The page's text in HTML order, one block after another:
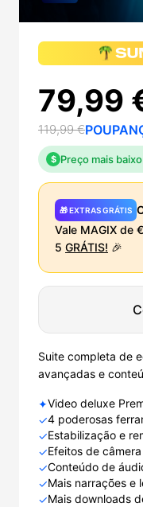
79,99
119,99 €
$ Preço mais
🎁 EXTRAS GRÁTIS
Vale MAGIX de
5 GRÁTIS! 🎉
Suite completa de
avançadas e
✦Video deluxe
✓4 poderosas
✓Estabilização e
✓Efeitos de
✓Conteúdo de
✓Mais narrações e
✓Mais downloads